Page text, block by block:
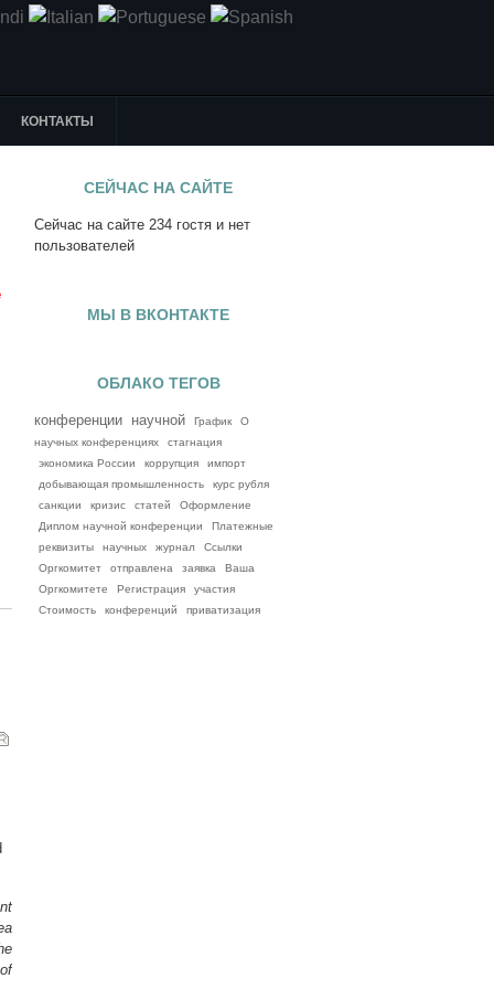
КОНТАКТЫ
СЕЙЧАС НА САЙТЕ
Сейчас на сайте 234 гостя и нет
пользователей
МЫ В ВКОНТАКТЕ
ОБЛАКО ТЕГОВ
конференции научной График
О
научных конференциях
стагнация
экономика России
коррупция
импорт
добывающая промышленность
курс рубля
санкции
кризис статей
Оформление
Диплом научной конференции
Платежные
реквизиты
научных журнал
Ссылки
Оргкомитет
отправлена заявка
Ваша
Оргкомитете
Регистрация
участия
Стоимость
конференций приватизация